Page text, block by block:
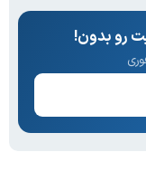
رو بدون!